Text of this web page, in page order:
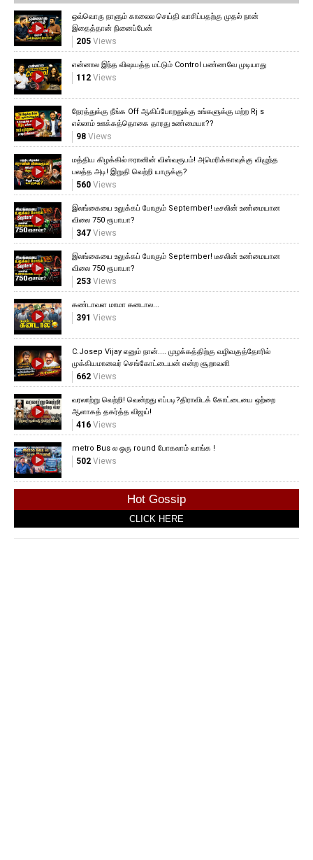
ஒவ்வொரு நாளும் காலைல செய்தி வாசிப்பதற்கு முதல் நான்
இதைத்தான் நினைப்பேன்
205Views
என்னால இந்த விஷயத்த மட்டும் Control பண்ணவே முடியாது
112Views
நேரத்துக்கு நீங்க Off ஆகிப்போறதுக்கு உங்களுக்கு மற்ற Rj s
எல்லாம் ஊக்கத்தொகை தாரது உண்மையா??
98Views
மத்திய கிழக்கில் ஈரானின் விஸ்வரூபம்! அமெரிக்காவுக்கு விழுந்த
பலத்த அடி! இறுதி வெற்றி யாருக்கு?
560Views
இலங்கையை உலுக்கப் போகும் September! டீசலின் உண்மையான
விலை 750 ரூபாயா?
347Views
இலங்கையை உலுக்கப் போகும் September! டீசலின் உண்மையான
விலை 750 ரூபாயா?
253Views
கண்டாவள மாமா கனடால...
391 Views
C.Josep Vijay எனும் நான்.... முழக்கத்திற்கு வழிவகுத்தோரில்
முக்கியமானவர் செங்கோட்டையன் என்ற சூறாவளி
662Views
வரலாற்று வெற்றி! வென்றது எப்படி?திராவிடக் கோட்டையை ஒற்றை
ஆளாகத் தகர்த்த விஜய்!
416Views
metro Bus ல ஒரு round போகலாம் வாங்க !
502Views
Hot Gossip
CLICK HERE